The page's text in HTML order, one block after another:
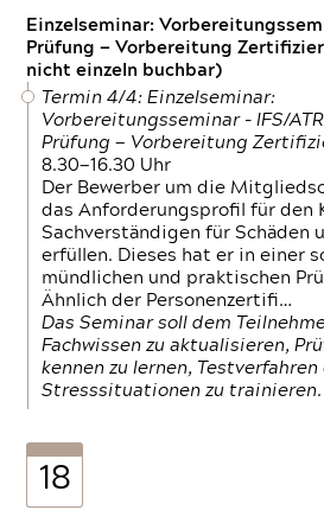
Einzelseminar:
Prüfung — Vorbereitung
nicht einzeln buchbar)
Termin 4/4: Einzelseminar:
Vorbereitungsseminar - IFS/
Prüfung — Vorbereitung
8.30—16.30 Uhr
Der Bewerber um die
das Anforderungsprofil für den
Sachverständigen für Schäden
erfüllen. Dieses hat er in einer
mündlichen und praktischen
Ähnlich der Personenzertifi…
Das Seminar soll dem
Fachwissen zu aktualisieren,
kennen zu lernen,
Stresssituationen zu trainieren.
18